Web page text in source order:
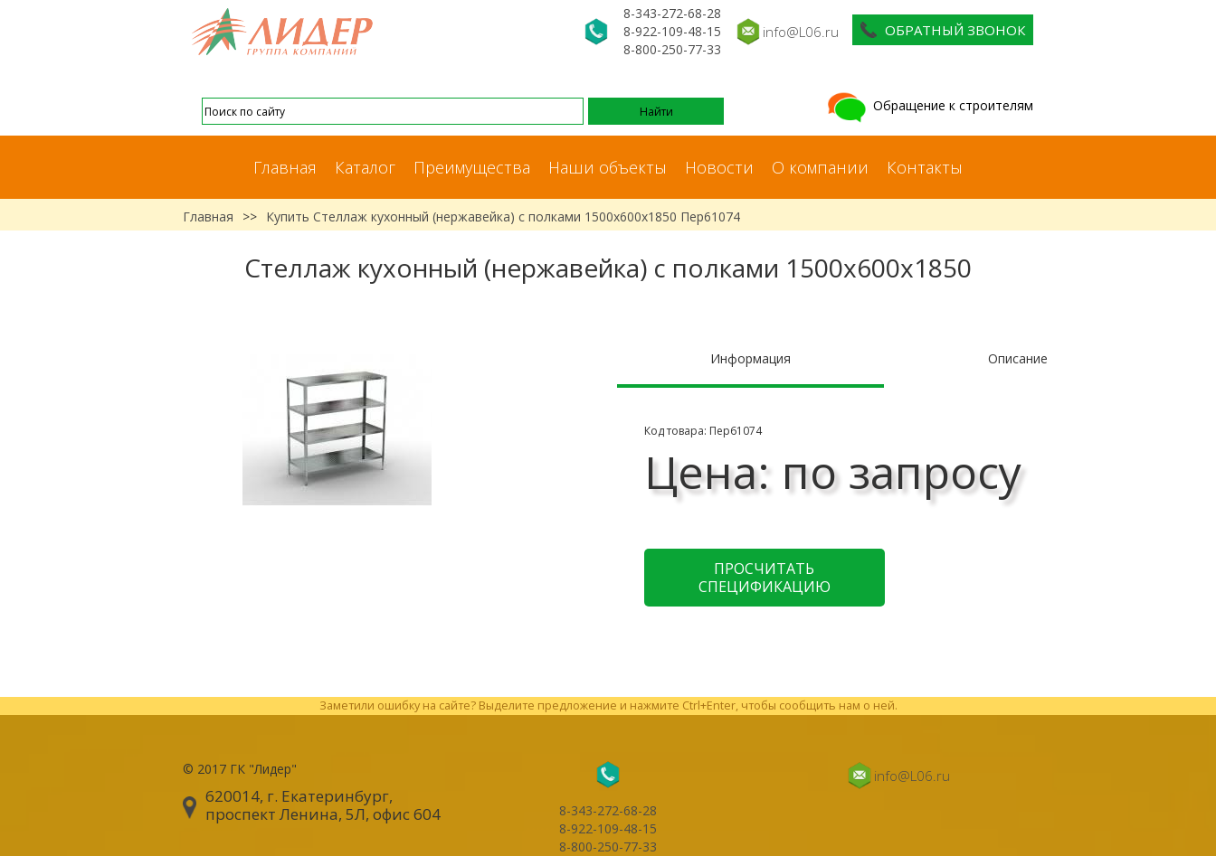
8-343-272-68-28
8-922-109-48-15
8-800-250-77-33
info@L06.ru ОБРАТНЫЙ ЗВОНОК
Обращение к строителям
Главная Каталог Преимущества Наши объекты Новости О компании Контакты
Главная >> Купить Стеллаж кухонный (нержавейка) с полками 1500x600x1850 Пер61074
Стеллаж кухонный (нержавейка) с полками 1500x600x1850
Информация Описание
Код товара: Пер61074
Цена: по запросу
ПРОСЧИТАТЬ
СПЕЦИФИКАЦИЮ
Заметили ошибку на сайте? Выделите предложение и нажмите Ctrl+Enter, чтобы сообщить нам о ней.
© 2017 ГК "Лидер"
620014, г. Екатеринбург,
проспект Ленина, 5Л, офис 604
8-343-272-68-28
8-922-109-48-15
8-800-250-77-33
info@L06.ru